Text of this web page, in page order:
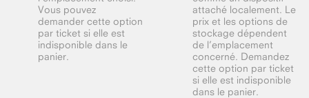
Vous pouvez
demander cette option
par ticket si elle est
indisponible dans le
panier.
attaché localement. Le
prix et les options de
stockage dépendent
de l’emplacement
concerné. Demandez
cette option par ticket
si elle est indisponible
dans le panier.